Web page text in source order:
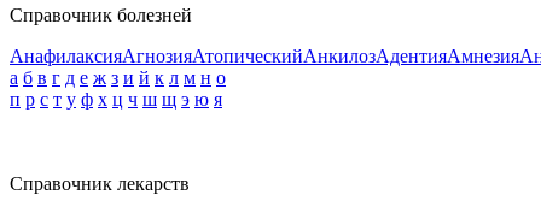
Справочник болезней
АнафилаксияАгнозияАтопическийАнкилозАдентияАмнезия
а б в г д е ж з и й к л м н о
п р с т у ф х ц ч ш щ э ю я
Справочник лекарств